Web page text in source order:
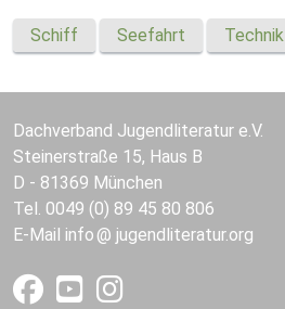
Schiff Seefahrt Technik
Dachverband Jugendliteratur e.V.
Steinerstraße 15, Haus B
D - 81369 München
Tel. 0049 (0) 89 45 80 806
E-Mail info jugendliteratur.org